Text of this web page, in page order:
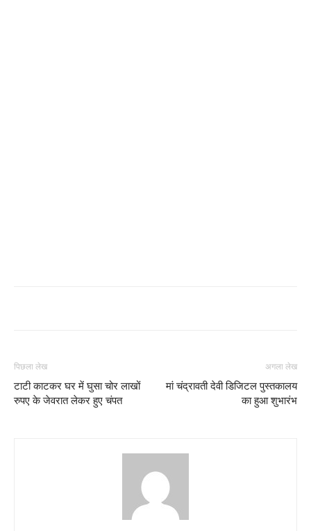
पिछला लेख
टाटी काटकर घर में घुसा चोर लाखों
रुपए के जेवरात लेकर हुए चंपत
अगला लेख
मां चंद्रावती देवी डिजिटल पुस्तकालय
का हुआ शुभारंभ